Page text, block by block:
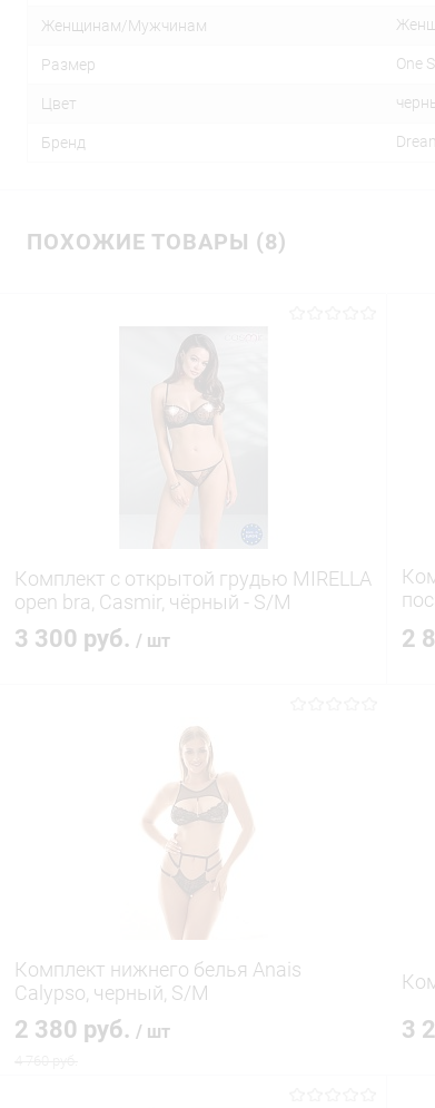
Женщинам/Мужчинам
Размер One
Цвет
Бренд
ПОХОЖИЕ ТОВАРЫ (8)
Комплект с открытой грудью MIRELLA
open bra, Casmir, чёрный - S/M
3 300 руб. / шт
В корзину
В наличии
2
Комплект нижнего белья Anais
Calypso, черный, S/M
2 380 руб. / шт 3